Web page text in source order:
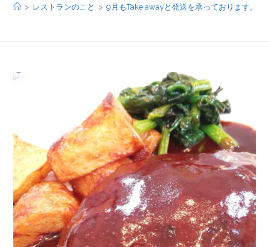
> レストランのこと > 9月もTake awayと発送を承っております。